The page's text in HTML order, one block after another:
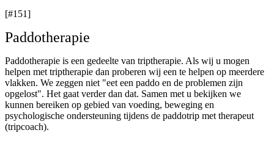
[#151]
Paddotherapie
Paddotherapie is een gedeelte van triptherapie. Als wij u mogen
helpen met triptherapie dan proberen wij een te helpen op meerdere
vlakken. We zeggen niet "eet een paddo en de problemen zijn
opgelost". Het gaat verder dan dat. Samen met u bekijken we
kunnen bereiken op gebied van voeding, beweging en
psychologische ondersteuning tijdens de paddotrip met therapeut
(tripcoach).